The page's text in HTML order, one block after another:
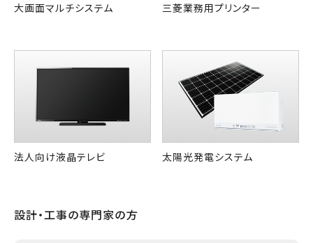
大画面マルチシステム 三菱業務用プリンター
法人向け液晶テレビ 太陽光発電システム
設計・工事の専門家の方